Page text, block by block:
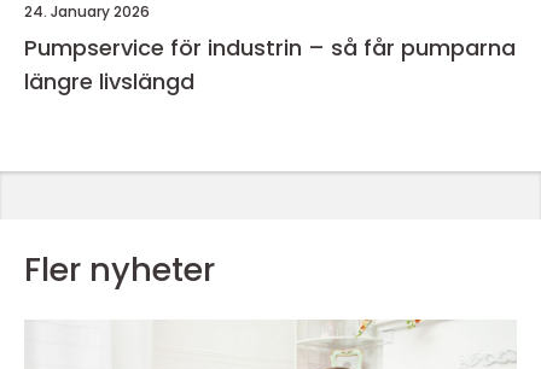
24. January 2026
Pumpservice för industrin – så får pumparna
längre livslängd
Fler nyheter